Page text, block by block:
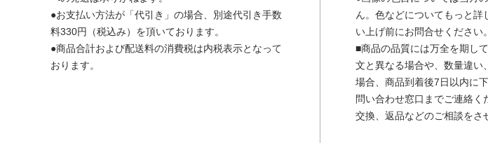
●お支払い方法が「代引き」の場合、別途代引き手数
料330円（税込み）を頂いております。
●商品合計および配送料の消費税は内税表示となって
おります。
ん。色などについてもっと詳
い上げ前にお問合せください。
■商品の品質には万全を期し
文と異なる場合や、数量違い
場合、商品到着後7日以内に
問い合わせ窓口までご連絡く
交換、返品などのご相談をさ